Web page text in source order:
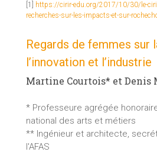
[1]
https://cirir-edu.org/2017/10/30/le-
recherches-sur-les-impacts-et-sur-
Regards de femmes sur
l’innovation et l’industrie
Martine Courtois* et Denis
* Professeure agrégée
national des arts et métiers
** Ingénieur et architecte,
l'AFAS